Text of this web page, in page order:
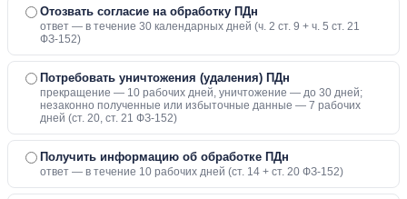
Отозвать согласие на обработку ПДн
ответ — в течение 30 календарных дней (ч. 2 ст. 9 + ч. 5 ст. 21
ФЗ-152)
Потребовать уничтожения (удаления) ПДн
прекращение — 10 рабочих дней, уничтожение — до 30 дней;
незаконно полученные или избыточные данные — 7 рабочих
дней (ст. 20, ст. 21 ФЗ-152)
Получить информацию об обработке ПДн
ответ — в течение 10 рабочих дней (ст. 14 + ст. 20 ФЗ-152)